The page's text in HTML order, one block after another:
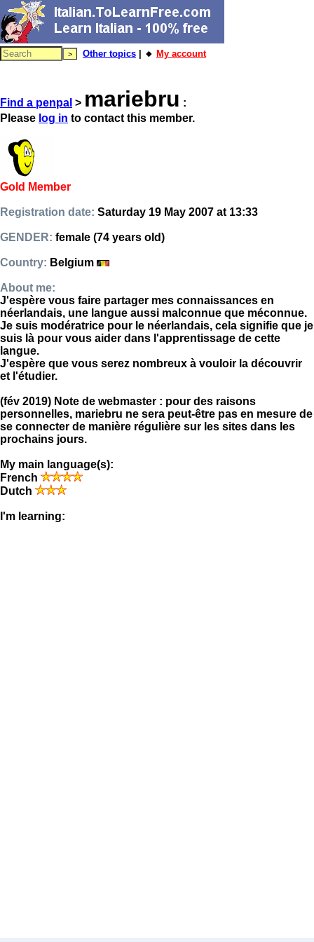
Other topics | 🔸 My account
Find a penpal > mariebru :
Please log in to contact this member.
Gold Member
Registration date: Saturday 19 May 2007 at 13:33
GENDER: female (74 years old)
Country: Belgium
About me:
J'espère vous faire partager mes connaissances en
néerlandais, une langue aussi malconnue que méconnue.
Je suis modératrice pour le néerlandais, cela signifie que je
suis là pour vous aider dans l'apprentissage de cette
langue.
J'espère que vous serez nombreux à vouloir la découvrir
et l'étudier.
(fév 2019) Note de webmaster : pour des raisons
personnelles, mariebru ne sera peut-être pas en mesure de
se connecter de manière régulière sur les sites dans les
prochains jours.
My main language(s):
French
Dutch
I'm learning: